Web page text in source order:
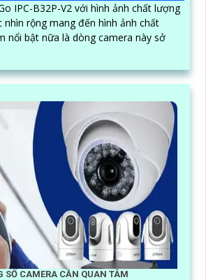
nhìn rộng mang đến hình ảnh chất
SỐ CAMERA CẦN QUAN TÂM